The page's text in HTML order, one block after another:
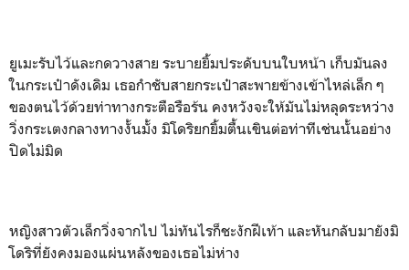
ยูเมะรับไว้และกดวางสาย ระบายยิ้มประดับบนใบหน้า เก็บมันลง
ในกระเป๋าดังเดิม เธอกำชับสายกระเป๋าสะพายข้างเข้าไหล่เล็ก ๆ
ของตนไว้ด้วยท่าทางกระตือรือร้น คงหวังจะให้มันไม่หลุดระหว่าง
วิ่งกระเตงกลางทางงั้นมั้ง มิโดริยกยิ้มตื้นเขินต่อท่าทีเช่นนั้นอย่าง
ปิดไม่มิด
หญิงสาวตัวเล็กวิ่งจากไป ไม่ทันไรก็ชะงักฝีเท้า และหันกลับมายังมิ
โดริที่ยังคงมองแผ่นหลังของเธอไม่ห่าง